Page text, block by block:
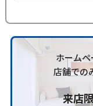
ホームペ
店舗での
来店